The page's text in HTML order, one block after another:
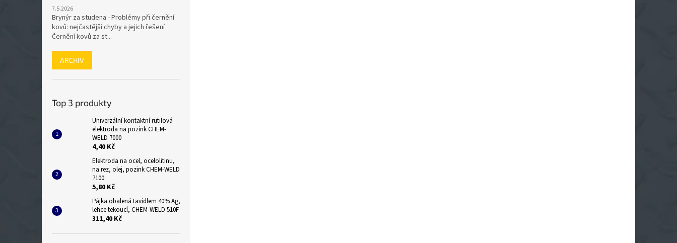
7.5.2026
Brynýr za studena - Problémy při černění
kovů: nejčastější chyby a jejich řešení
Černění kovů za st...
ARCHIV
Top 3 produkty
Univerzální kontaktní rutilová
elektroda na pozink CHEM-
WELD 7000
4,40 Kč
Elektroda na ocel, ocelolitinu,
na rez, olej, pozink CHEM-WELD
7100
5,80 Kč
Pájka obalená tavidlem 40% Ag,
lehce tekoucí, CHEM-WELD 510F
311,40 Kč